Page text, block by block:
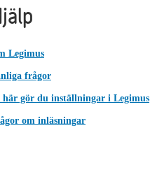
Legimus
frågor
här gör du inställningar i Legimus
om inläsningar